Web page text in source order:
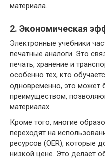
материала.
2. Экономическая
Электронные учебники
печатные аналоги. Это
печать, хранение и
особенно тех, кто
одновременно, это может
преимуществом,
материалах.
Кроме того, многие
переходят на
ресурсов (OER), которые
низкой цене. Это делает